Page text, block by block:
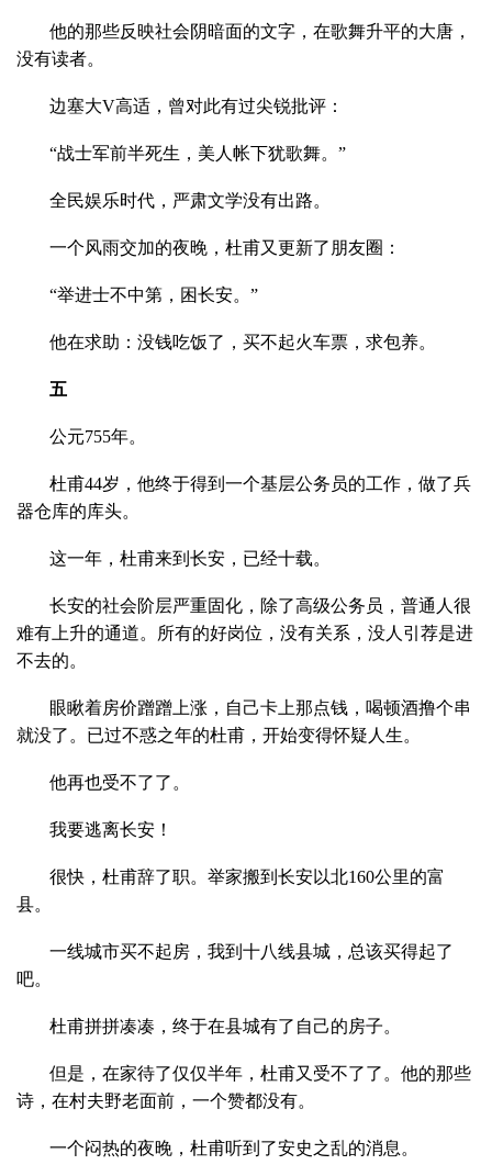
他的那些反映社会阴暗面的文字，在歌舞升平的大唐，
没有读者。
边塞大V高适，曾对此有过尖锐批评：
“战士军前半死生，美人帐下犹歌舞。”
全民娱乐时代，严肃文学没有出路。
一个风雨交加的夜晚，杜甫又更新了朋友圈：
“举进士不中第，困长安。”
他在求助：没钱吃饭了，买不起火车票，求包养。
五
公元755年。
杜甫44岁，他终于得到一个基层公务员的工作，做了兵
器仓库的库头。
这一年，杜甫来到长安，已经十载。
长安的社会阶层严重固化，除了高级公务员，普通人很
难有上升的通道。所有的好岗位，没有关系，没人引荐是进
不去的。
眼瞅着房价蹭蹭上涨，自己卡上那点钱，喝顿酒撸个串
就没了。已过不惑之年的杜甫，开始变得怀疑人生。
他再也受不了了。
我要逃离长安！
很快，杜甫辞了职。举家搬到长安以北160公里的富
县。
一线城市买不起房，我到十八线县城，总该买得起了
吧。
杜甫拼拼凑凑，终于在县城有了自己的房子。
但是，在家待了仅仅半年，杜甫又受不了了。他的那些
诗，在村夫野老面前，一个赞都没有。
一个闷热的夜晚，杜甫听到了安史之乱的消息。